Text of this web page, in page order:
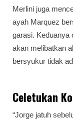
Merlini juga
ayah Marquez
garasi. Keduanya
akan melibatkan
bersyukur tidak
Celetukan
“Jorge jatuh